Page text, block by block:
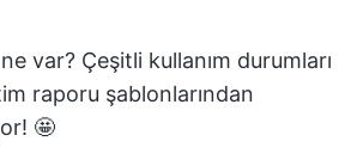
var? Çeşitli kullanım durumları
raporu şablonlarından
🤩